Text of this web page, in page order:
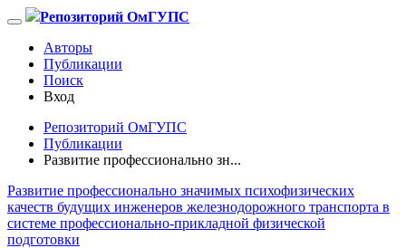
Репозиторий ОмГУПС
Авторы
Публикации
Поиск
Вход
Репозиторий ОмГУПС
Публикации
Развитие профессионально зн...
Развитие профессионально значимых психофизических
качеств будущих инженеров железнодорожного транспорта в
системе профессионально-прикладной физической
подготовки